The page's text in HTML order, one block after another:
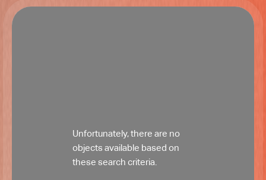
Unfortunately, there are no
objects available based on
these search criteria.